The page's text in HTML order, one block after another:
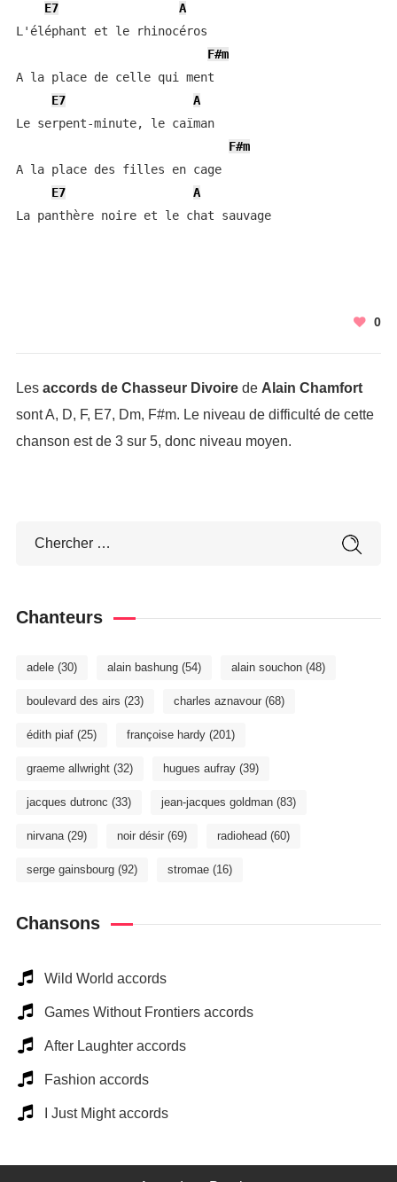
E7
A
L'éléphant et le rhinocéros
F#m
A la place de celle qui ment
E7
A
Le serpent-minute, le caïman
F#m
A la place des filles en cage
E7
A
La panthère noire et le chat sauvage
0
Les accords de Chasseur Divoirede Alain Chamfort
sont A, D, F, E7, Dm, F#m. Le niveau de difficulté de cette
chanson est de 3 sur 5, donc niveau moyen.
Chanteurs
adele(30) alain bashung(54) alain souchon(48)
boulevard des airs (23) charles aznavour(68)
édith piaf(25) françoise hardy(201)
graeme allwright(32) hugues aufray(39)
jacques dutronc (33) jean-jacques goldman(83)
nirvana(29) noir désir(69) radiohead (60)
serge gainsbourg(92) stromae(16)
Chansons
Wild World accords
Games Without Frontiers accords
After Laughter accords
Fashion accords
I Just Might accords